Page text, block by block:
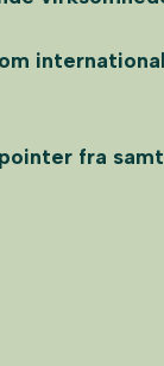
fra